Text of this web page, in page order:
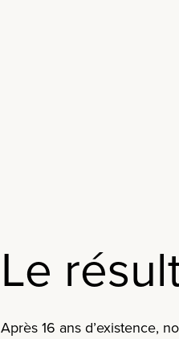
Le
Après 16 ans d’existence,